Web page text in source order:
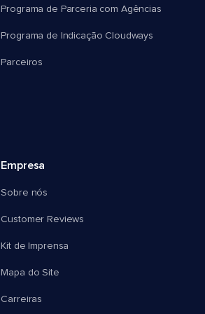
Programa de Parceria com Agências
Programa de Indicação Cloudways
Parceiros
Empresa
Sobre nós
Customer Reviews
Kit de Imprensa
Mapa do Site
Carreiras